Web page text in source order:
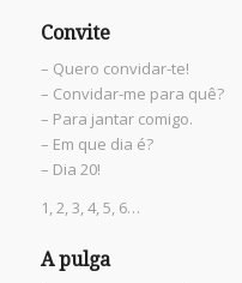
Convite
– Quero convidar-te!
– Convidar-me para quê?
– Para jantar comigo.
– Em que dia é?
– Dia 20!
1, 2, 3, 4, 5, 6…
A pulga